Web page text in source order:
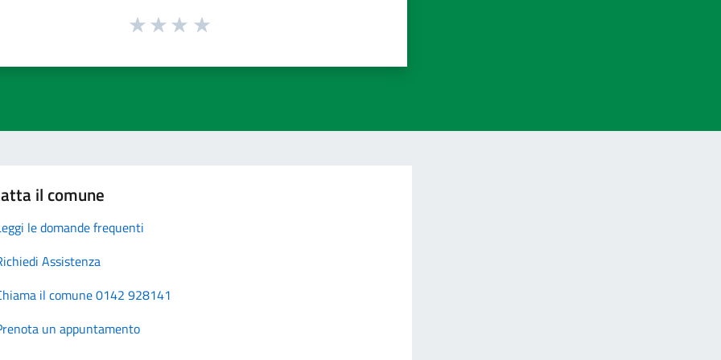
il comune
le domande frequenti
Assistenza
il comune 0142 928141
un appuntamento